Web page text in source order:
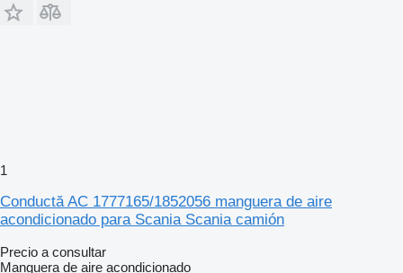
1
Conductă AC 1777165/1852056 manguera de aire
acondicionado para Scania Scania camión
Precio a consultar
Manguera de aire acondicionado